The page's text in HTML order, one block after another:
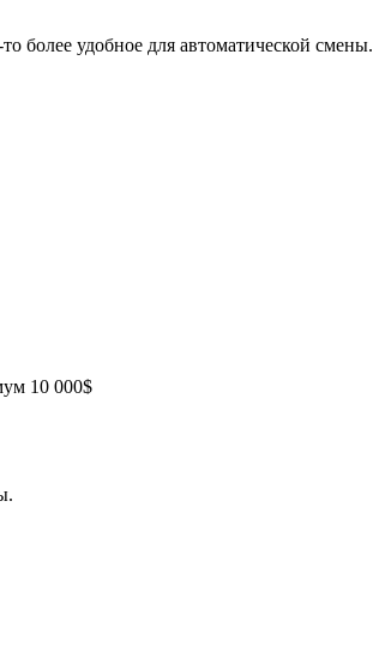
более удобное для автоматической смены.
10 000$